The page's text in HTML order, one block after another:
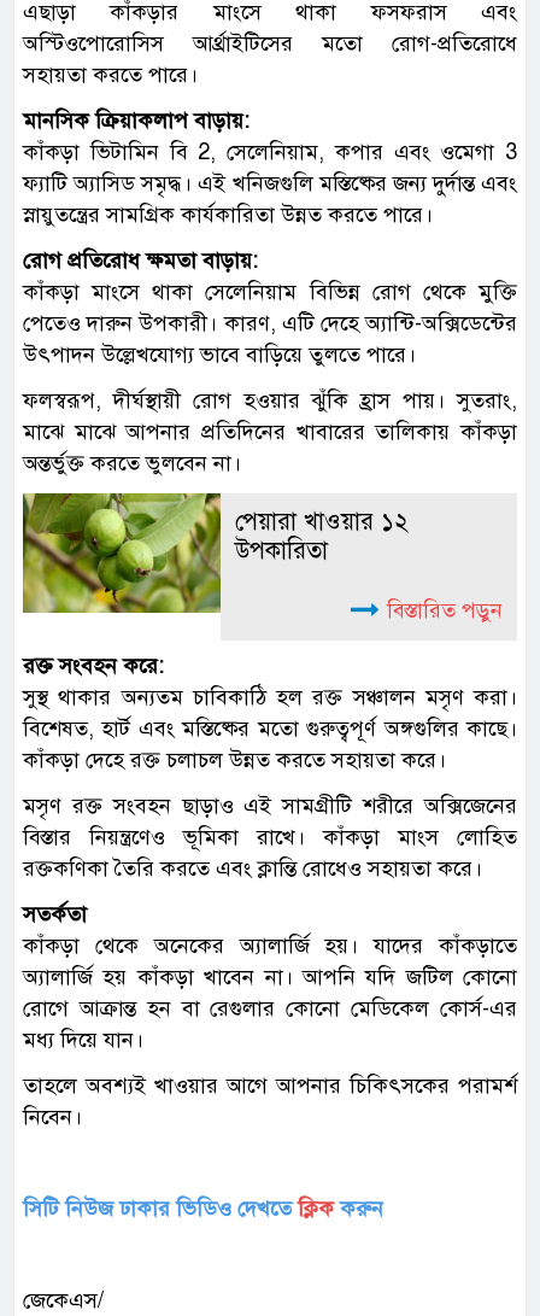
এছাড়া কাঁকড়ার মাংসে থাকা ফসফরাস এবং
অস্টিওপোরোসিস আর্থ্রাইটিসের মতো রোগ-প্রতিরোধে
সহায়তা করতে পারে।
মানসিক ক্রিয়াকলাপ বাড়ায়:
কাঁকড়া ভিটামিন বি 2, সেলেনিয়াম, কপার এবং ওমেগা 3
ফ্যাটি অ্যাসিড সমৃদ্ধ। এই খনিজগুলি মস্তিষ্কের জন্য দুর্দান্ত এবং
স্নায়ুতন্ত্রের সামগ্রিক কার্যকারিতা উন্নত করতে পারে।
রোগ প্রতিরোধ ক্ষমতা বাড়ায়:
কাঁকড়া মাংসে থাকা সেলেনিয়াম বিভিন্ন রোগ থেকে মুক্তি
পেতেও দারুন উপকারী। কারণ, এটি দেহে অ্যান্টি-অক্সিডেন্টের
উৎপাদন উল্লেখযোগ্য ভাবে বাড়িয়ে তুলতে পারে।
ফলস্বরূপ, দীর্ঘস্থায়ী রোগ হওয়ার ঝুঁকি হ্রাস পায়। সুতরাং,
মাঝে মাঝে আপনার প্রতিদিনের খাবারের তালিকায় কাঁকড়া
অন্তর্ভুক্ত করতে ভুলবেন না।
পেয়ারা খাওয়ার ১২
উপকারিতা
বিস্তারিত পড়ুন
রক্ত ​​সংবহন করে:
সুস্থ থাকার অন্যতম চাবিকাঠি হল রক্ত ​​সঞ্চালন মসৃণ করা।
বিশেষত, হার্ট এবং মস্তিষ্কের মতো গুরুত্বপূর্ণ অঙ্গগুলির কাছে।
কাঁকড়া দেহে রক্ত ​​চলাচল উন্নত করতে সহায়তা করে।
মসৃণ রক্ত সংবহন ছাড়াও এই সামগ্রীটি শরীরে অক্সিজেনের
বিস্তার নিয়ন্ত্রণেও ভূমিকা রাখে। কাঁকড়া মাংস লোহিত
রক্তকণিকা তৈরি করতে এবং ক্লান্তি রোধেও সহায়তা করে।
সতর্কতা
কাঁকড়া থেকে অনেকের অ্যালার্জি হয়। যাদের কাঁকড়াতে
অ্যালার্জি হয় কাঁকড়া খাবেন না। আপনি যদি জটিল কোনো
রোগে আক্রান্ত হন বা রেগুলার কোনো মেডিকেল কোর্স-এর
মধ্য দিয়ে যান।
তাহলে অবশ্যই খাওয়ার আগে আপনার চিকিৎসকের পরামর্শ
নিবেন।
সিটি নিউজ ঢাকার ভিডিও দেখতেক্লিককরুন
জেকেএস/